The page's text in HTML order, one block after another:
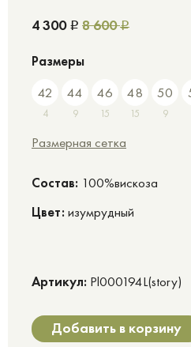
4 300 Р 8 600Р
Размеры
42
4
44
9
46
15
48
15
50
9
Размерная сетка
Cостав: 100%вискоза
Цвет: изумрудный
Артикул: Pl000194L(story)
Добавить в корзину